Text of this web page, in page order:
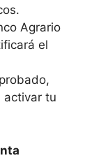
Agrario
el
activar tu